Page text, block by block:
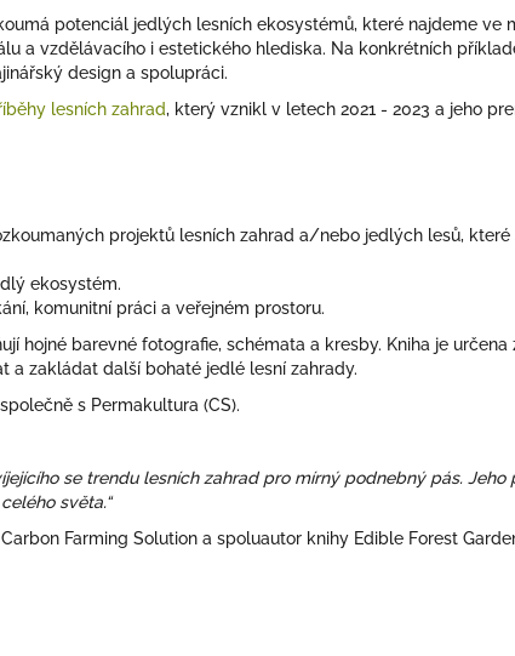
potenciál jedlých lesních ekosystémů, které najdeme
a vzdělávacího i estetického hlediska. Na konkrétních
design a spolupráci.
lesních zahrad, který vznikl v letech 2021 - 2023 a jeho
projektů lesních zahrad a/nebo jedlých lesů, které
ekosystém.
komunitní práci a veřejném prostoru.
hojné barevné fotografie, schémata a kresby. Kniha je
a zakládat další bohaté jedlé lesní zahrady.
s Permakultura (CS).
se trendu lesních zahrad pro mírný podnebný pás.
světa.“
Farming Solution a spoluautor knihy Edible Forest